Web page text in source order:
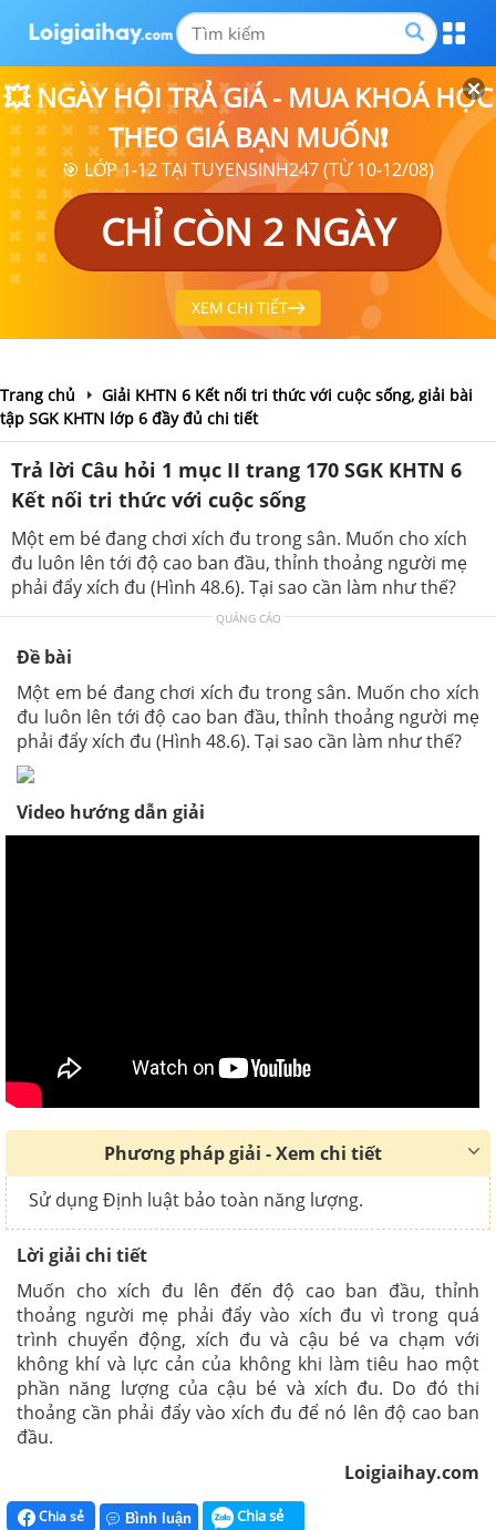
💥 NGÀY HỘI TRẢ GIÁ - MUA KHOÁ HỌC
THEO GIÁ BẠN MUỐN❗
🎯 LỚP 1-12 TẠI TUYENSINH247 (TỪ 10-12/08)
CHỈ CÒN 2 NGÀY
XEM CHI TIẾT
Trang chủ
Giải KHTN 6 Kết nối tri thức với cuộc sống, giải bài
tập SGK KHTN lớp 6 đầy đủ chi tiết
Trả lời Câu hỏi 1 mục II trang 170 SGK KHTN 6
Kết nối tri thức với cuộc sống
Một em bé đang chơi xích đu trong sân. Muốn cho xích
đu luôn lên tới độ cao ban đầu, thỉnh thoảng người mẹ
phải đẩy xích đu (Hình 48.6). Tại sao cần làm như thế?
QUẢNG CÁO
Đề bài
Một em bé đang chơi xích đu trong sân. Muốn cho xích
đu luôn lên tới độ cao ban đầu, thỉnh thoảng người mẹ
phải đẩy xích đu (Hình 48.6). Tại sao cần làm như thế?
Video hướng dẫn giải
Phương pháp giải - Xem chi tiết
Sử dụng Định luật bảo toàn năng lượng.
Lời giải chi tiết
Muốn cho xích đu lên đến độ cao ban đầu, thỉnh
thoảng người mẹ phải đẩy vào xích đu vì trong quá
trình chuyển động, xích đu và cậu bé va chạm với
không khí và lực cản của không khi làm tiêu hao một
phần năng lượng của cậu bé và xích đu. Do đó thi
thoảng cần phải đẩy vào xích đu để nó lên độ cao ban
đầu.
Loigiaihay.com
Chia sẻ Bình luận Chia sẻ